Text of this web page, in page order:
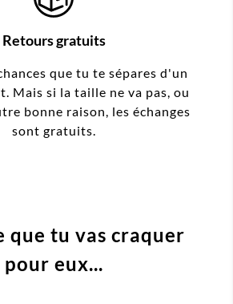
Retours gratuits
que tu te sépares d'un
Mais si la taille ne va pas, ou
bonne raison, les échanges
sont gratuits.
que tu vas craquer
pour eux...